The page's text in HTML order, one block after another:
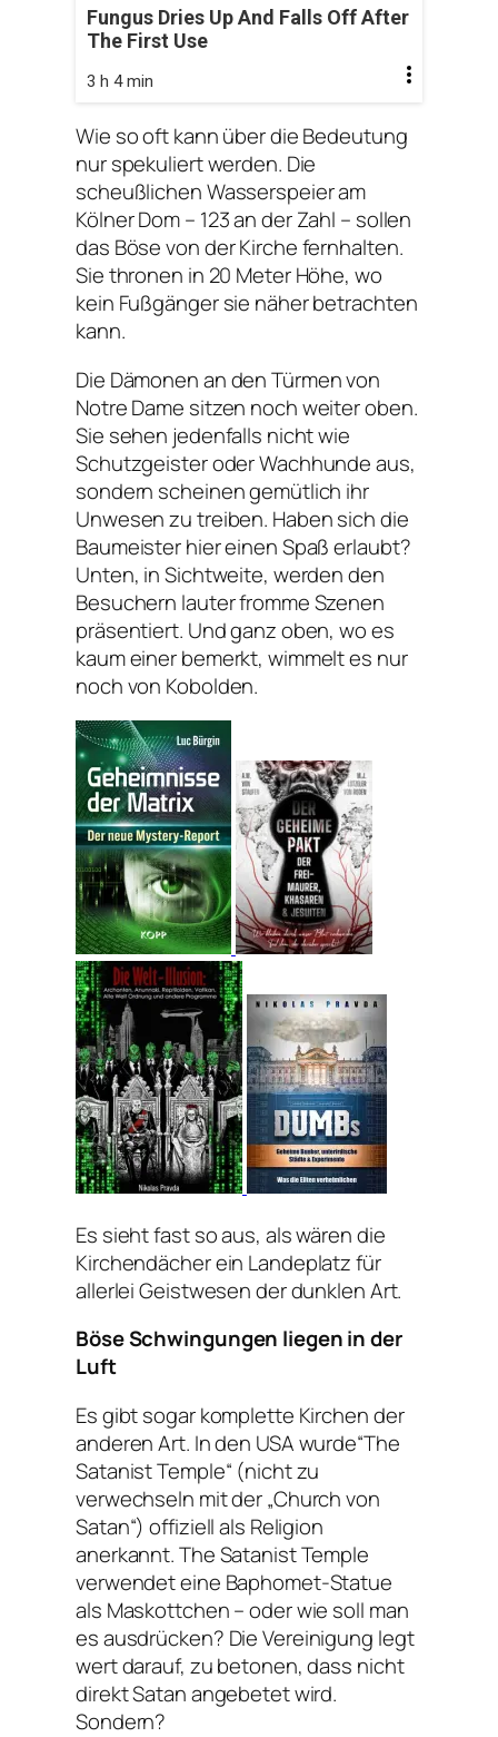
Fungus Dries Up And Falls Off After
The First Use
3 h 4 min
Wie so oft kann über die Bedeutung
nur spekuliert werden. Die
scheußlichen Wasserspeier am
Kölner Dom – 123 an der Zahl – sollen
das Böse von der Kirche fernhalten.
Sie thronen in 20 Meter Höhe, wo
kein Fußgänger sie näher betrachten
kann.
Die Dämonen an den Türmen von
Notre Dame sitzen noch weiter oben.
Sie sehen jedenfalls nicht wie
Schutzgeister oder Wachhunde aus,
sondern scheinen gemütlich ihr
Unwesen zu treiben. Haben sich die
Baumeister hier einen Spaß erlaubt?
Unten, in Sichtweite, werden den
Besuchern lauter fromme Szenen
präsentiert. Und ganz oben, wo es
kaum einer bemerkt, wimmelt es nur
noch von Kobolden.
Es sieht fast so aus, als wären die
Kirchendächer ein Landeplatz für
allerlei Geistwesen der dunklen Art.
Böse Schwingungen liegen in der
Luft
Es gibt sogar komplette Kirchen der
anderen Art. In den USA wurde“The
Satanist Temple“ (nicht zu
verwechseln mit der „Church von
Satan“) offiziell als Religion
anerkannt. The Satanist Temple
verwendet eine Baphomet-Statue
als Maskottchen – oder wie soll man
es ausdrücken? Die Vereinigung legt
wert darauf, zu betonen, dass nicht
direkt Satan angebetet wird.
Sondern?